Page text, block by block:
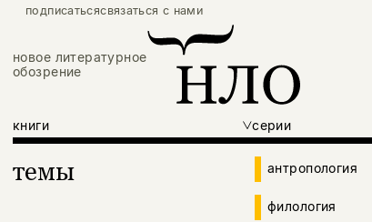
подписатьсясвязаться с нами
новое литературное
обозрение
книги серии
темы антропология
филология